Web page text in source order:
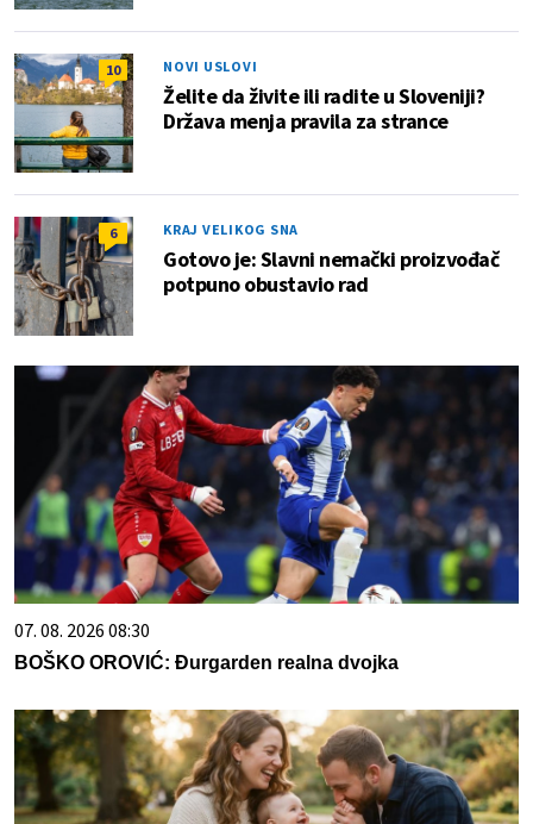
10 NOVI USLOVI
Želite da živite ili radite u Sloveniji?
Država menja pravila za strance
6 KRAJ VELIKOG SNA
Gotovo je: Slavni nemački proizvođač
potpuno obustavio rad
07. 08. 2026 08:30
BOŠKO OROVIĆ: Đurgarden realna dvojka